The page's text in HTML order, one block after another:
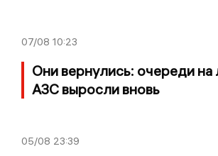
07/08 10:23
Они вернулись: очереди на
АЗС выросли вновь
05/08 23:39